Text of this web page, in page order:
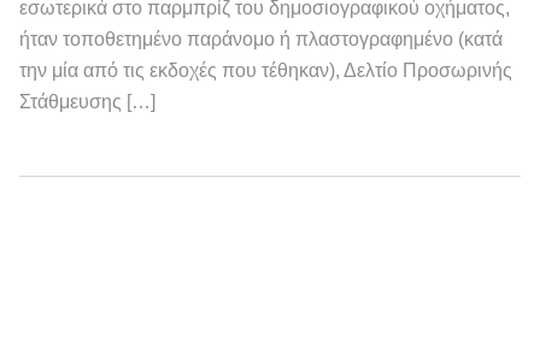
εσωτερικά στο παρμπρίζ του δημοσιογραφικού οχήματος,
ήταν τοποθετημένο παράνομο ή πλαστογραφημένο (κατά
την μία από τις εκδοχές που τέθηκαν), Δελτίο Προσωρινής
Στάθμευσης […]